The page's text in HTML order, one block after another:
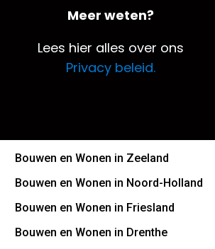
Meer weten?
Lees hier alles over ons
Privacy beleid.
Bouwen en Wonen in Zeeland
Bouwen en Wonen in Noord-Holland
Bouwen en Wonen in Friesland
Bouwen en Wonen in Drenthe